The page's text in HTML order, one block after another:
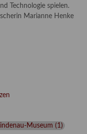
Technologie spielen.
Marianne Henke
Museum (1 )